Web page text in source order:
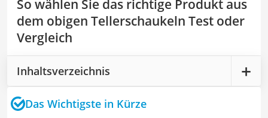
So wählen Sie das richtige Produkt aus
dem obigen Tellerschaukeln Test oder
Vergleich
Inhaltsverzeichnis
Das Wichtigste in Kürze